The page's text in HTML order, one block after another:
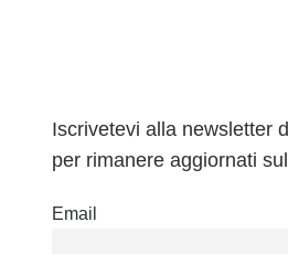
Iscrivetevi alla newsletter
per rimanere aggiornati
Email